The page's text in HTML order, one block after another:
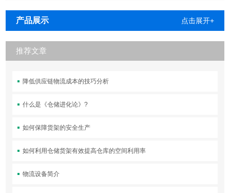
产品展示 点击展开+
推荐文章
降低供应链物流成本的技巧分析
什么是《仓储进化论》?
如何保障货架的安全生产
如何利用仓储货架有效提高仓库的空间利用率
物流设备简介